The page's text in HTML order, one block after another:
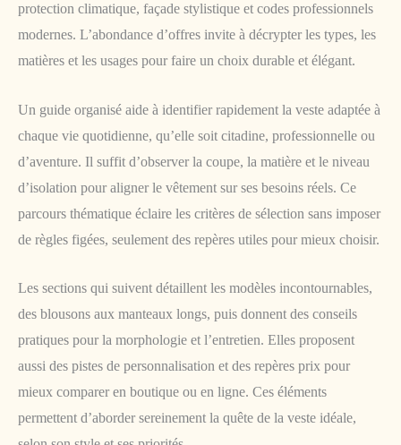
protection climatique, façade stylistique et codes professionnels
modernes. L’abondance d’offres invite à décrypter les types, les
matières et les usages pour faire un choix durable et élégant.
Un guide organisé aide à identifier rapidement la veste adaptée à
chaque vie quotidienne, qu’elle soit citadine, professionnelle ou
d’aventure. Il suffit d’observer la coupe, la matière et le niveau
d’isolation pour aligner le vêtement sur ses besoins réels. Ce
parcours thématique éclaire les critères de sélection sans imposer
de règles figées, seulement des repères utiles pour mieux choisir.
Les sections qui suivent détaillent les modèles incontournables,
des blousons aux manteaux longs, puis donnent des conseils
pratiques pour la morphologie et l’entretien. Elles proposent
aussi des pistes de personnalisation et des repères prix pour
mieux comparer en boutique ou en ligne. Ces éléments
permettent d’aborder sereinement la quête de la veste idéale,